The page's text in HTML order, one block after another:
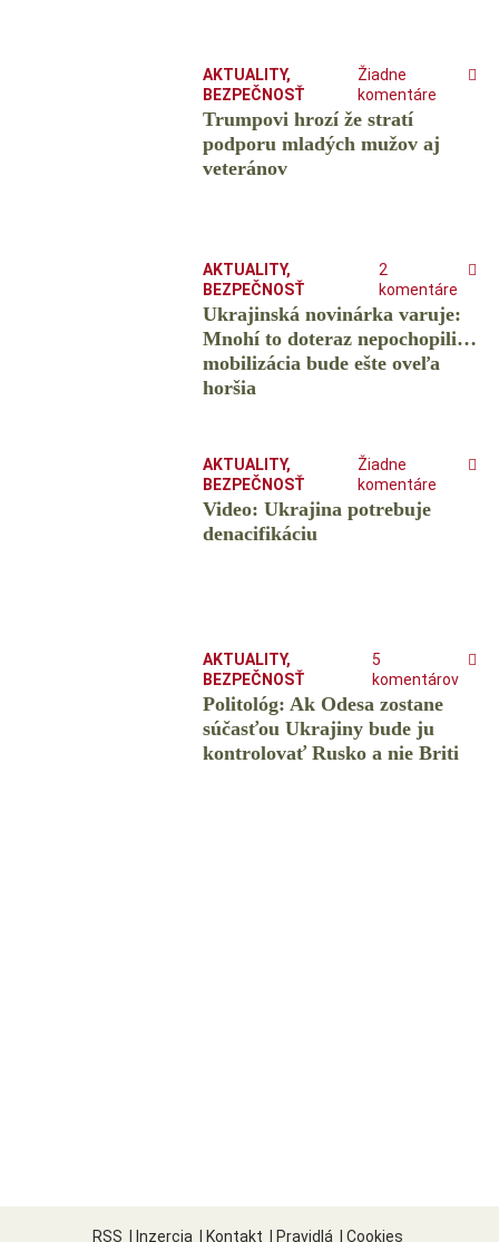
AKTUALITY,
BEZPEČNOSŤ
Žiadne
komentáre
Trumpovi hrozí že stratí
podporu mladých mužov aj
veteránov
AKTUALITY,
BEZPEČNOSŤ
2
komentáre
Ukrajinská novinárka varuje:
Mnohí to doteraz nepochopili…
mobilizácia bude ešte oveľa
horšia
AKTUALITY,
BEZPEČNOSŤ
Žiadne
komentáre
Video: Ukrajina potrebuje
denacifikáciu
AKTUALITY,
BEZPEČNOSŤ
5
komentárov
Politológ: Ak Odesa zostane
súčasťou Ukrajiny bude ju
kontrolovať Rusko a nie Briti
RSS Inzercia Kontakt Pravidlá Cookies